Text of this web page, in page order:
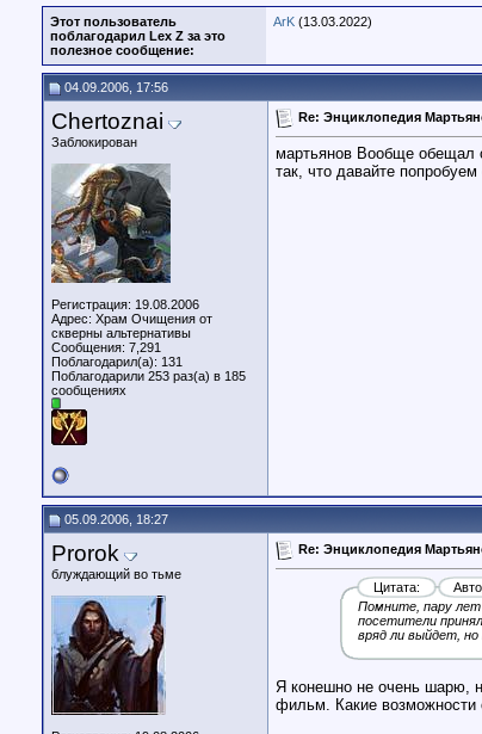
Этот пользователь
поблагодарил Lex Z за это
полезное сообщение:
ArK (13.03.2022)
04.09.2006, 17:56
Chertoznai
Заблокирован
Регистрация: 19.08.2006
Адрес: Храм Очищения от
скверны альтернативы
Сообщения: 7,291
Поблагодарил(а): 131
Поблагодарили 253 раз(а) в 185
сообщениях
Re: Энциклопедия
мартьянов Вообще обещал
так, что давайте
05.09.2006, 18:27
Prorok
блуждающий во тьме
Re: Энциклопедия
Цитата:
Помните, пару лет
посетители
вряд ли выйдет,
Я конешно не очень шарю,
фильм. Какие возможности